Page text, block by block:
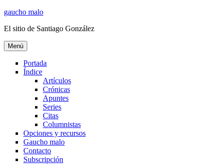
Ir
contenido
gaucho malo
El sitio de Santiago González
Menú
Portada
Índice
Artículos
Crónicas
Apuntes
Series
Citas
Columnistas
Opciones y recursos
Gaucho malo
Contacto
Subscripción